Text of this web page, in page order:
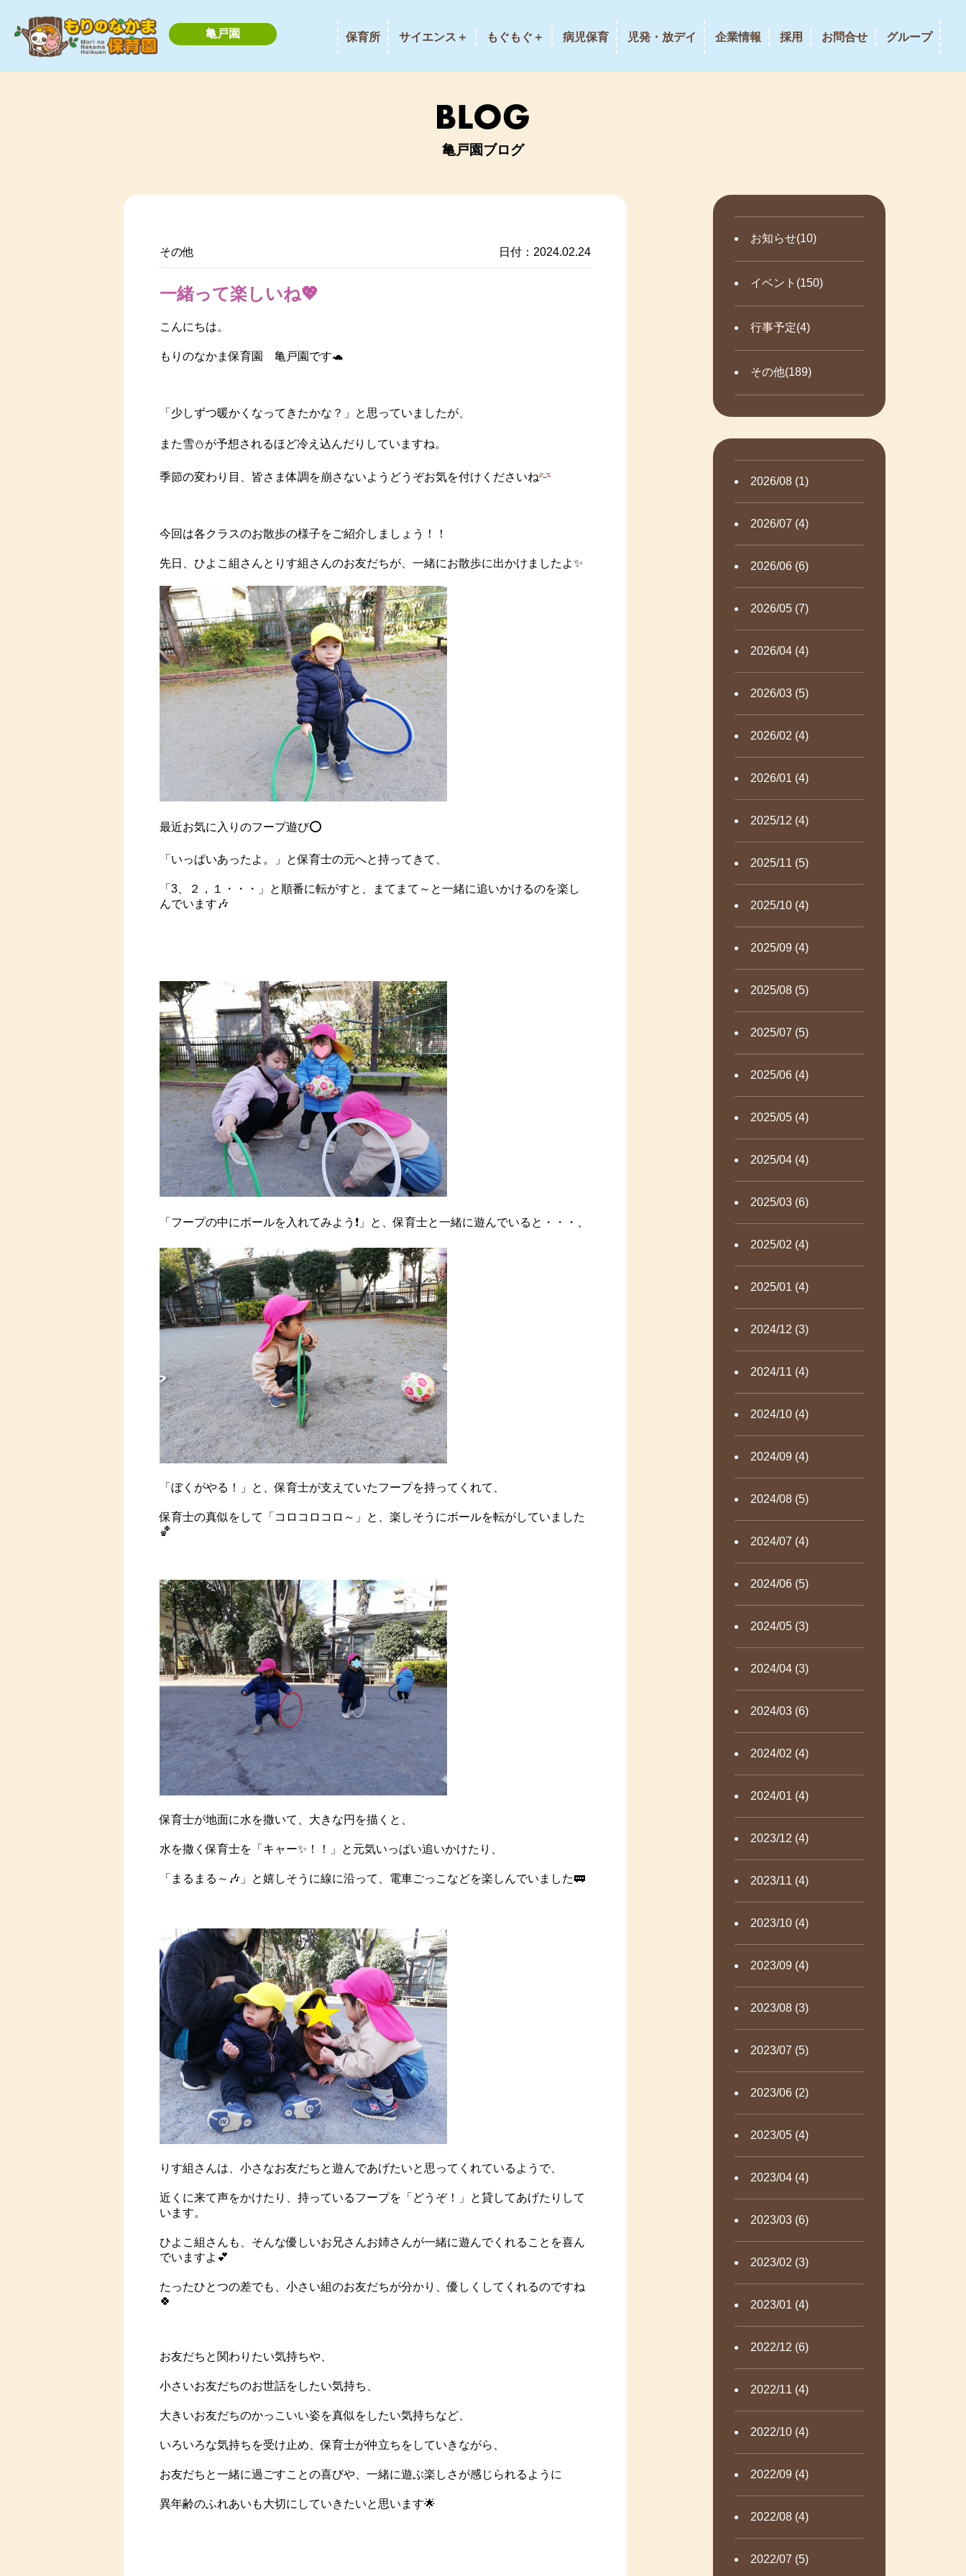
亀戸園 保育所 サイエンス＋ もぐもぐ＋ 病児保育 児発・放デイ 企業情報 採用 お問合せ グループ
亀戸園ブログ
お知らせ(10)
イベント(150)
行事予定(4)
その他(189)
2026/08 (1)
2026/07 (4)
2026/06 (6)
2026/05 (7)
2026/04 (4)
2026/03 (5)
2026/02 (4)
2026/01 (4)
2025/12 (4)
2025/11 (5)
2025/10 (4)
2025/09 (4)
2025/08 (5)
2025/07 (5)
2025/06 (4)
2025/05 (4)
2025/04 (4)
2025/03 (6)
2025/02 (4)
2025/01 (4)
2024/12 (3)
2024/11 (4)
2024/10 (4)
2024/09 (4)
2024/08 (5)
2024/07 (4)
2024/06 (5)
2024/05 (3)
2024/04 (3)
2024/03 (6)
2024/02 (4)
2024/01 (4)
2023/12 (4)
2023/11 (4)
2023/10 (4)
2023/09 (4)
2023/08 (3)
2023/07 (5)
2023/06 (2)
2023/05 (4)
2023/04 (4)
2023/03 (6)
2023/02 (3)
2023/01 (4)
2022/12 (6)
2022/11 (4)
2022/10 (4)
2022/09 (4)
2022/08 (4)
2022/07 (5)
その他 日付：2024.02.24
一緒って楽しいね💖
こんにちは。
もりのなかま保育園 亀戸園です🐢
「少しずつ暖かくなってきたかな？」と思っていましたが、
また雪⛄が予想されるほど冷え込んだりしていますね。
季節の変わり目、皆さま体調を崩さないようどうぞお気を付けくださいね
今回は各クラスのお散歩の様子をご紹介しましょう！！
先日、ひよこ組さんとりす組さんのお友だちが、一緒にお散歩に出かけましたよ✨
最近お気に入りのフープ遊び⭕️
「いっぱいあったよ。」と保育士の元へと持ってきて、
「3、２，１・・・」と順番に転がすと、まてまて～と一緒に追いかけるのを楽し
んでいます🎶
「フープの中にボールを入れてみよう❗️」と、保育士と一緒に遊んでいると・・・、
「ぼくがやる！」と、保育士が支えていたフープを持ってくれて、
保育士の真似をして「コロコロコロ～」と、楽しそうにボールを転がしていました
🏀
保育士が地面に水を撒いて、大きな円を描くと、
水を撒く保育士を「キャー✨！！」と元気いっぱい追いかけたり、
「まるまる～🎶」と嬉しそうに線に沿って、電車ごっこなどを楽しんでいました🚃
りす組さんは、小さなお友だちと遊んであげたいと思ってくれているようで、
近くに来て声をかけたり、持っているフープを「どうぞ！」と貸してあげたりして
います。
ひよこ組さんも、そんな優しいお兄さんお姉さんが一緒に遊んでくれることを喜ん
でいますよ💕
たったひとつの差でも、小さい組のお友だちが分かり、優しくしてくれるのですね
🍀
お友だちと関わりたい気持ちや、
小さいお友だちのお世話をしたい気持ち、
大きいお友だちのかっこいい姿を真似をしたい気持ちなど、
いろいろな気持ちを受け止め、保育士が仲立ちをしていきながら、
お友だちと一緒に過ごすことの喜びや、一緒に遊ぶ楽しさが感じられるように
異年齢のふれあいも大切にしていきたいと思います🌟